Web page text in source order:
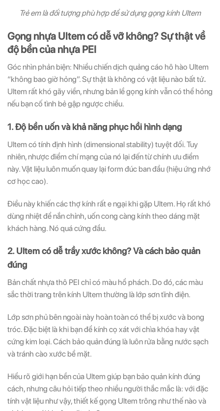
Trẻ em là đối tượng phù hợp để sử dụng gọng kính Ultem
Gọng nhựa Ultem có dễ vỡ không? Sự thật về
độ bền của nhựa PEI
Góc nhìn phản biện: Nhiều chiến dịch quảng cáo hô hào Ultem
“không bao giờ hỏng”. Sự thật là không có vật liệu nào bất tử.
Ultem rất khó gãy viền, nhưng bản lề gọng kính vẫn có thể hỏng
nếu bạn cố tình bẻ gập ngược chiều.
1. Độ bền uốn và khả năng phục hồi hình dạng
Ultem có tính định hình (dimensional stability) tuyệt đối. Tuy
nhiên, nhược điểm chí mạng của nó lại đến từ chính ưu điểm
này. Vật liệu luôn muốn quay lại form đúc ban đầu (hiệu ứng nhớ
cơ học cao).
Điều này khiến các thợ kính rất e ngại khi gặp Ultem. Họ rất khó
dùng nhiệt để nắn chỉnh, uốn cong càng kính theo dáng mặt
khách hàng. Nó quá cứng đầu.
2. Ultem có dễ trầy xước không? Và cách bảo quản
đúng
Bản chất nhựa thô PEI chỉ có màu hổ phách. Do đó, các màu
sắc thời trang trên kính Ultem thường là lớp sơn tĩnh điện.
Lớp sơn phủ bên ngoài này hoàn toàn có thể bị xước và bong
tróc. Đặc biệt là khi bạn để kính cọ xát với chìa khóa hay vật
cứng kim loại. Cách bảo quản đúng là luôn rửa bằng nước sạch
và tránh cào xước bề mặt.
Hiểu rõ giới hạn bền của Ultem giúp bạn bảo quản kính đúng
cách, nhưng câu hỏi tiếp theo nhiều người thắc mắc là: với đặc
tính vật liệu như vậy, thiết kế gọng Ultem trông như thế nào và